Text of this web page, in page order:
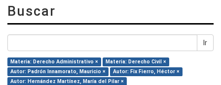
Buscar
Ir
Materia: Derecho Administrativo ×
Materia: Derecho Civil ×
Autor: Padrón Innamorato, Mauricio ×
Autor: Fix Fierro, Héctor ×
Autor: Hernández Martínez, María del Pilar ×